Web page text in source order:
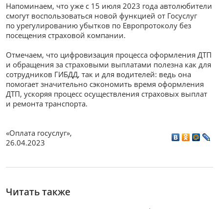
Напоминаем, что уже с 15 июля 2023 года автолюбители
смогут воспользоваться новой функцией от Госуслуг
по урегулированию убытков по Европротоколу без
посещения страховой компании.
Отмечаем, что цифровизация процесса оформления ДТП
и обращения за страховыми выплатами полезна как для
сотрудников ГИБДД, так и для водителей: ведь она
помогает значительно сэкономить время оформления
ДТП, ускоряя процесс осуществления страховых выплат
и ремонта транспорта.
«Оплата госуслуг»,
26.04.2023
Читать также